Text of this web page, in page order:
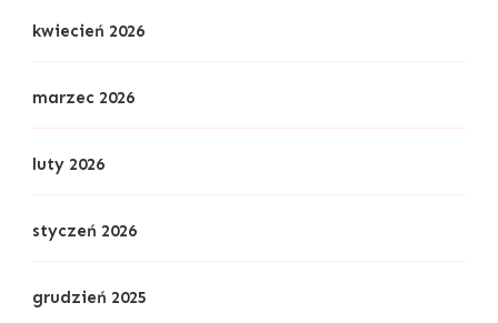
kwiecień 2026
marzec 2026
luty 2026
styczeń 2026
grudzień 2025